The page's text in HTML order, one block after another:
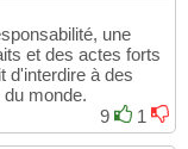
une
et des actes forts
d'interdire à des
monde.
9
1